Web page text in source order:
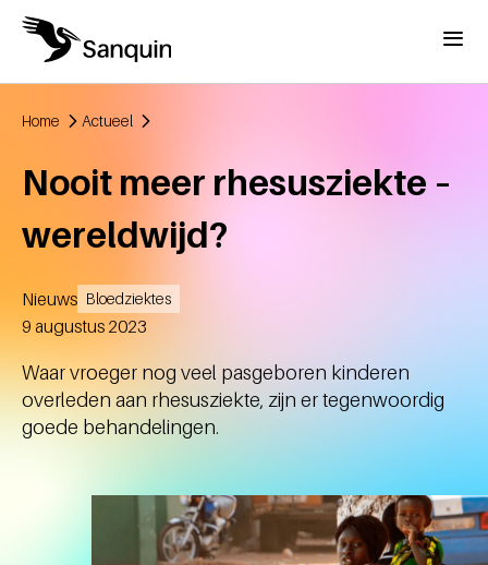
Overslaan en naar de inhoud gaan
Menu
Home Actueel
Nooit meer rhesusziekte –
wereldwijd?
Nieuws Bloedziektes
Aangemaakt
9 augustus 2023
Waar vroeger nog veel pasgeboren kinderen
overleden aan rhesusziekte, zijn er tegenwoordig
goede behandelingen.